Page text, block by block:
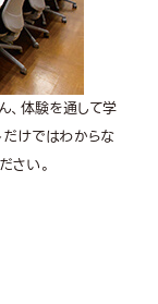
体験を通して学
だけではわからな
さい。